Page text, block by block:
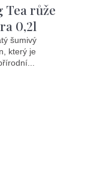
Tea růže
0,2l
šumivý
který je